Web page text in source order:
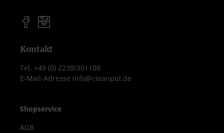
Kontakt
Tel. +49 (0) 2238/301108
E-Mail-Adresse info@cleanpul.de
Shopservice
AGB